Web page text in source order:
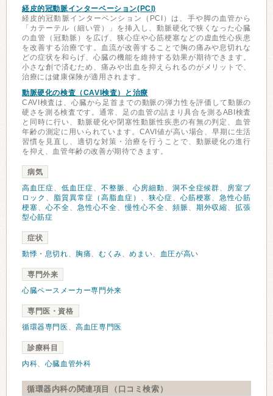
経皮的冠動脈インターベーション(PCI)
経皮的冠動脈インターベンション（PCI）は、手や脚の血管から
「カテーテル（細い管）」を挿入し、動脈硬化で狭くなった心臓
の血管（冠動脈）を広げ、狭心症や心筋梗塞などの虚血性心疾患
を改善する治療です。血流が改善することで胸の痛みや息切れな
どの症状を和らげ、心臓の機能を維持する効果が期待できます。
小さな創で済むため、痛みや出血を抑えられるのがメリットで、
治療には健康保険が適用されます。
動脈硬化の検査（CAVI検査）と治療
CAVI検査は、心臓から足首までの動脈の弾力性を評価して動脈の
硬さを測る検査です。通常、足の血管の詰まり具合を測るABI検査
と同時に行い、動脈硬化や閉塞性動脈性疾患の有無の判定、血管
年齢の測定に用いられています。CAVI値が高い場合、早期に生活
習慣を見直し、適切な対策・治療を行うことで、動脈硬化の進行
を抑え、血管年齢の改善が期待できます。
病気
高血圧症、 低血圧症、 不整脈 、 心房細動、 洞不全症候群、 房室ブ
ロック 、 脂質異常症（高脂血症） 、 狭心症、 心筋梗塞、急性心筋
梗塞、 心不全、 急性心不全、慢性心不全、 頻脈 、 期外収縮、拡張
型心筋症
症状
動悸・息切れ、 胸痛、むくみ、めまい、 血圧が高い
専門外来
心臓ペースメーカー専門外来
専門医・資格
循環器専門医 、高血圧専門医
診療科目
内科、 心臓血管外科
循環器内科の関連項目（口コミ検索）